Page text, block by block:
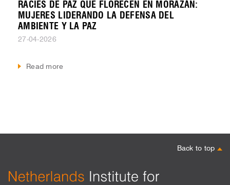
RACIES DE PAZ QUE FLORECEN EN MORAZÁN:
MUJERES LIDERANDO LA DEFENSA DEL
AMBIENTE Y LA PAZ
27-04-2026
Read more
Back to top